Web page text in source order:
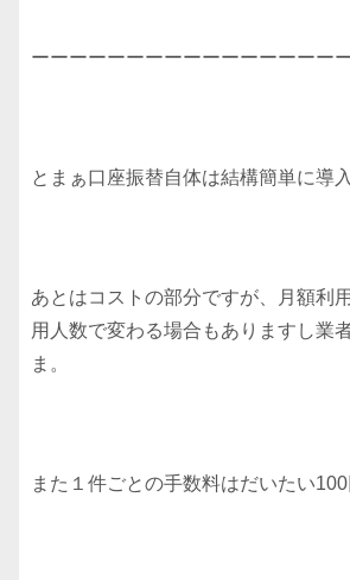
ーーーーーーーーーーーーーーーー
とまぁ口座振替自体は結構簡単に導
あとはコストの部分ですが、月額利
用人数で変わる場合もありますし業
ま。
また１件ごとの手数料はだいたい100